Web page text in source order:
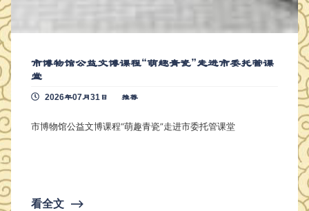
市博物馆公益文博课程“萌趣青瓷”走进市委托管课
堂
2026年07月31日 推荐
市博物馆公益文博课程“萌趣青瓷”走进市委托管课堂
看全文 ⟶